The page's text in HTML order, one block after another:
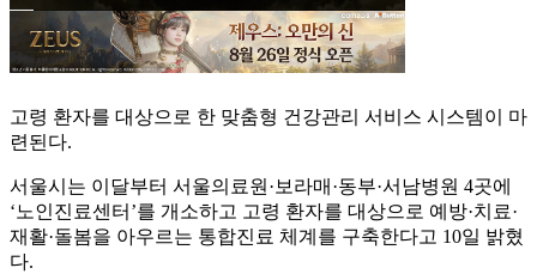
고령 환자를 대상으로 한 맞춤형 건강관리 서비스 시스템이 마
련된다.
서울시는 이달부터 서울의료원·보라매·동부·서남병원 4곳에
‘노인진료센터’를 개소하고 고령 환자를 대상으로 예방·치료·
재활·돌봄을 아우르는 통합진료 체계를 구축한다고 10일 밝혔
다.